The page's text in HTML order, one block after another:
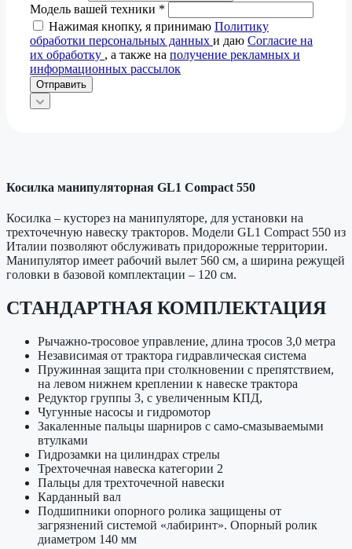
Модель вашей техники *
Нажимая кнопку, я принимаю Политику
обработки персональных данных и даю Согласие на
их обработку , а также на получение рекламных и
информационных рассылок
Отправить
Косилка манипуляторная GL1 Compact 550
Косилка – кусторез на манипуляторе, для установки на
трехточечную навеску тракторов. Модели GL1 Compact 550 из
Италии позволяют обслуживать придорожные территории.
Манипулятор имеет рабочий вылет 560 см, а ширина режущей
головки в базовой комплектации – 120 см.
СТАНДАРТНАЯ КОМПЛЕКТАЦИЯ
Рычажно-тросовое управление, длина тросов 3,0 метра
Независимая от трактора гидравлическая система
Пружинная защита при столкновении с препятствием,
на левом нижнем креплении к навеске трактора
Редуктор группы 3, с увеличенным КПД,
Чугунные насосы и гидромотор
Закаленные пальцы шарниров с само-смазываемыми
втулками
Гидрозамки на цилиндрах стрелы
Трехточечная навеска категории 2
Пальцы для трехточечной навески
Карданный вал
Подшипники опорного ролика защищены от
загрязнений системой «лабиринт». Опорный ролик
диаметром 140 мм